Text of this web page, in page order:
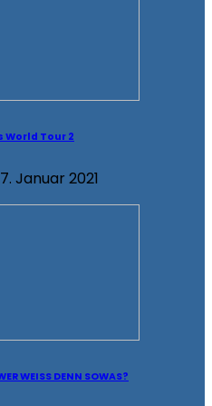
World Tour 2
7. Januar 2021
WEISS DENN SOWAS?